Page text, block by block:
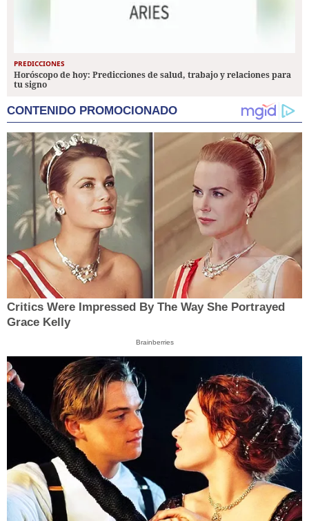
PREDICCIONES
Horóscopo de hoy: Predicciones de salud, trabajo y relaciones para
tu signo
CONTENIDO PROMOCIONADO
Critics Were Impressed By The Way She Portrayed
Grace Kelly
Brainberries